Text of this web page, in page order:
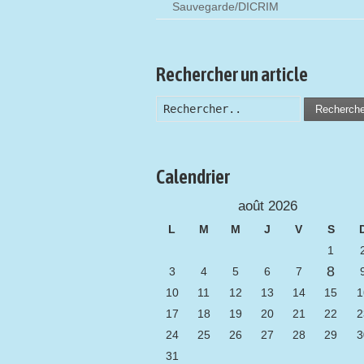
Sauvegarde/DICRIM
Rechercher un article
Calendrier
août 2026
L M M J V S
1
3
4 5 6 7 8
10
11 12 13 14 15
17
18 19 20 21 22
24
25 26 27 28 29
31